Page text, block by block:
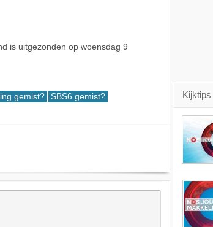
is uitgezonden op woensdag 9
gemist? SBS6 gemist? Kijktips